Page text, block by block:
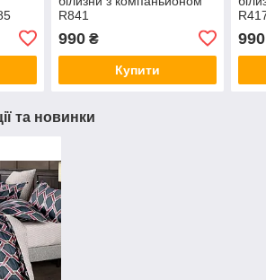
R841
990₴
Купити
990
та новинки